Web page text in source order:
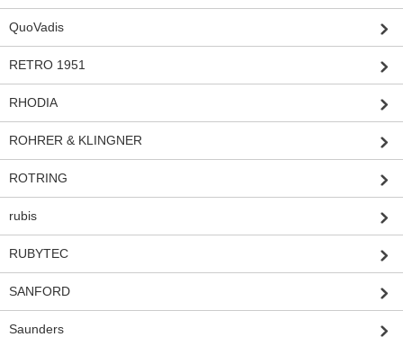
QuoVadis
RETRO 1951
RHODIA
ROHRER & KLINGNER
ROTRING
rubis
RUBYTEC
SANFORD
Saunders